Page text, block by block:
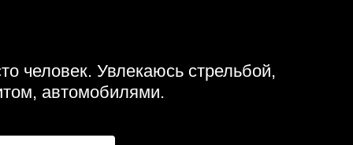
человек. Увлекаюсь стрельбой,
автомобилями.